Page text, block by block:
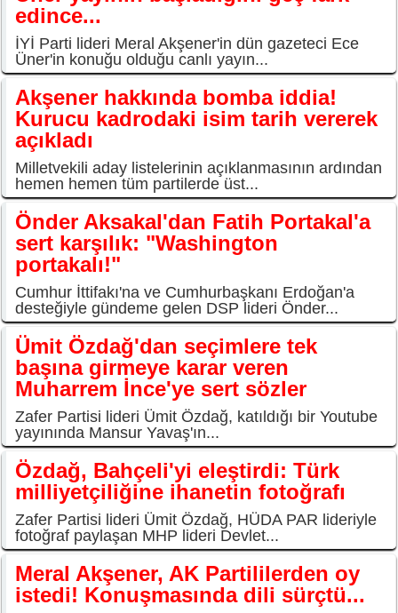
edince...
İYİ Parti lideri Meral Akşener'in dün gazeteci Ece
Üner'in konuğu olduğu canlı yayın...
Akşener hakkında bomba iddia!
Kurucu kadrodaki isim tarih vererek
açıkladı
Milletvekili aday listelerinin açıklanmasının ardından
hemen hemen tüm partilerde üst...
Önder Aksakal'dan Fatih Portakal'a
sert karşılık: "Washington
portakalı!"
Cumhur İttifakı'na ve Cumhurbaşkanı Erdoğan'a
desteğiyle gündeme gelen DSP lideri Önder...
Ümit Özdağ'dan seçimlere tek
başına girmeye karar veren
Muharrem İnce'ye sert sözler
Zafer Partisi lideri Ümit Özdağ, katıldığı bir Youtube
yayınında Mansur Yavaş'ın...
Özdağ, Bahçeli'yi eleştirdi: Türk
milliyetçiliğine ihanetin fotoğrafı
Zafer Partisi lideri Ümit Özdağ, HÜDA PAR lideriyle
fotoğraf paylaşan MHP lideri Devlet...
Meral Akşener, AK Partililerden oy
istedi! Konuşmasında dili sürçtü...